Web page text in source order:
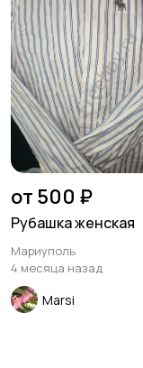
одежда
от 500 ₽
Рубашка женская
Мариуполь
4 месяца назад
Marsi